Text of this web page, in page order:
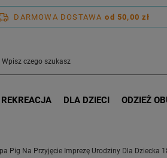
DARMOWA DOSTAWA od 50,00 zł
DLA DZIECI ODZIEŻ
Pig Na Przyjęcie Imprezę Urodziny Dla Dziecka